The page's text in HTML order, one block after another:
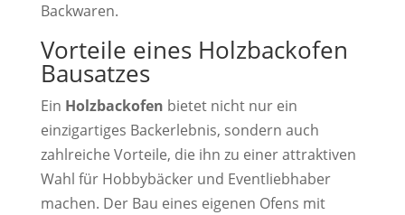
Backwaren.
Vorteile eines Holzbackofen
Bausatzes
Ein Holzbackofen bietet nicht nur ein
einzigartiges Backerlebnis, sondern auch
zahlreiche Vorteile, die ihn zu einer attraktiven
Wahl für Hobbybäcker und Eventliebhaber
machen. Der Bau eines eigenen Ofens mit